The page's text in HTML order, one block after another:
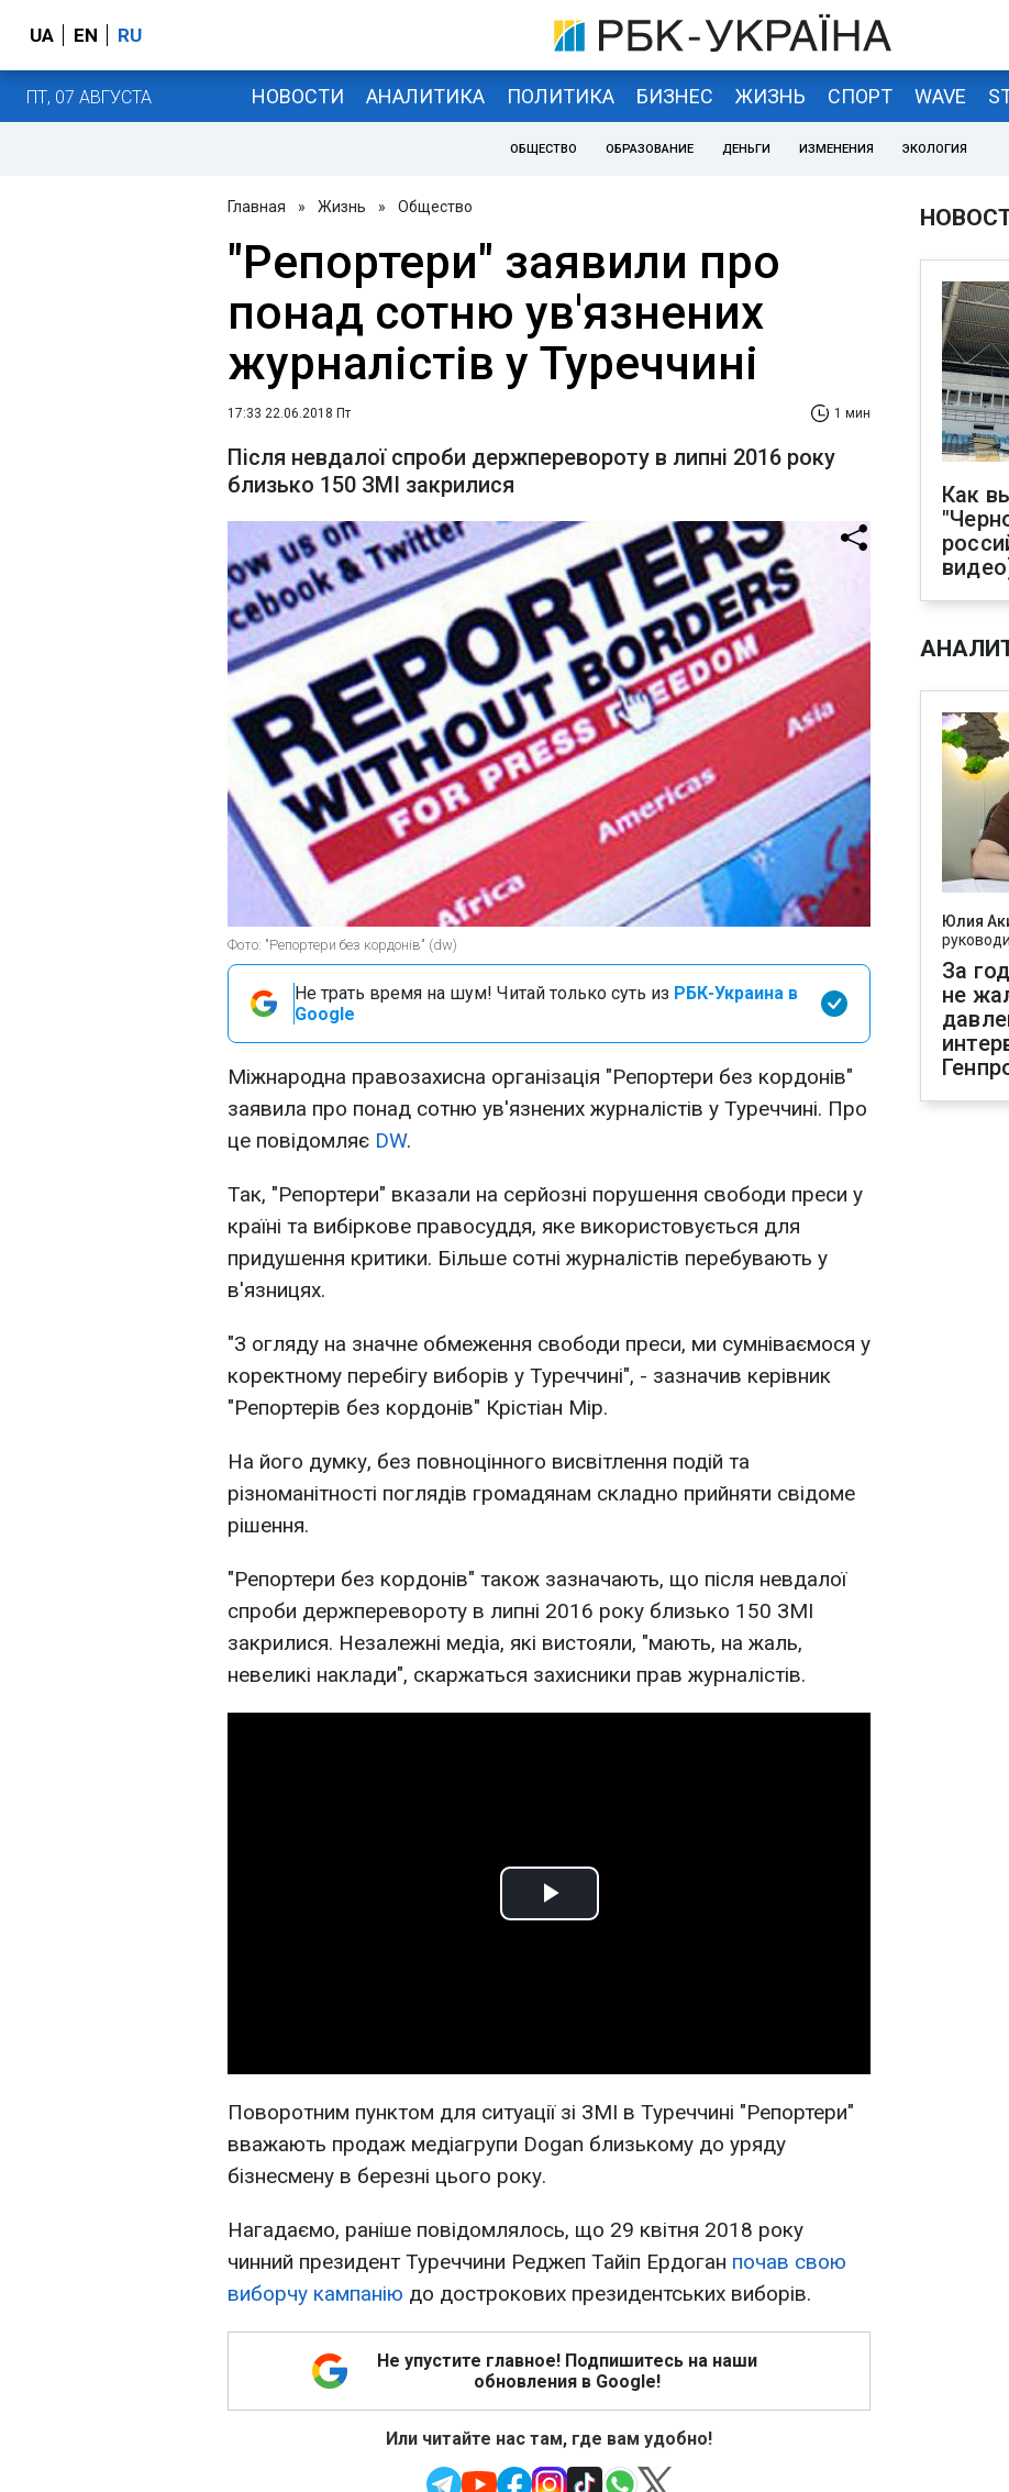
UA EN RU
ПТ, 07 АВГУСТА НОВОСТИ АНАЛИТИКА ПОЛИТИКА БИЗНЕС ЖИЗНЬ СПОРТ WAVE
ОБЩЕСТВО ОБРАЗОВАНИЕ ДЕНЬГИ ИЗМЕНЕНИЯ ЭКОЛОГИЯ
Главная » Жизнь » Общество
"Репортери" заявили про
понад сотню ув'язнених
журналістів у Туреччині
17:33 22.06.2018 Пт 1 мин
Після невдалої спроби держперевороту в липні 2016 року
близько 150 ЗМІ закрилися
Фото: "Репортери без кордонів" (dw)
Не трать время на шум! Читай только суть из РБК-Украина в
Google
Міжнародна правозахисна організація "Репортери без кордонів"
заявила про понад сотню ув'язнених журналістів у Туреччині. Про
це повідомляє DW.
Так, "Репортери" вказали на серйозні порушення свободи преси у
країні та вибіркове правосуддя, яке використовується для
придушення критики. Більше сотні журналістів перебувають у
в'язницях.
"З огляду на значне обмеження свободи преси, ми сумніваємося у
коректному перебігу виборів у Туреччині", - зазначив керівник
"Репортерів без кордонів" Крістіан Мір.
На його думку, без повноцінного висвітлення подій та
різноманітності поглядів громадянам складно прийняти свідоме
рішення.
"Репортери без кордонів" також зазначають, що після невдалої
спроби держперевороту в липні 2016 року близько 150 ЗМІ
закрилися. Незалежні медіа, які вистояли, "мають, на жаль,
невеликі наклади", скаржаться захисники прав журналістів.
Play
Поворотним пунктом для ситуації зі ЗМІ в Туреччині "Репортери"
вважають продаж медіагрупи Dogan близькому до уряду
бізнесмену в березні цього року.
Нагадаємо, раніше повідомлялось, що 29 квітня 2018 року
чинний президент Туреччини Реджеп Тайіп Ердоган почав свою
виборчу кампанію до дострокових президентських виборів.
Не упустите главное! Подпишитесь на наши
обновления в Google!
Или читайте нас там, где вам удобно!
Как
Юлия
За
не